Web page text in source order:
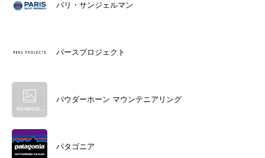
パリ・サンジェルマン
パースプロジェクト
パウダーホーン マウンテニアリング
パタゴニア